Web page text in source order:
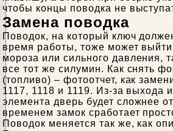
чтобы концы поводка не
Замена поводка
Поводок, на который ключ
время работы, тоже может выйти
мороза или сильного давления,
все тот же силумин. Как снять
(топливо) – фотоотчет, как
1117, 1118 и 1119. Из-за выхода
элемента дверь будет сложнее
временем замок сработает
Поводок меняется так же, как